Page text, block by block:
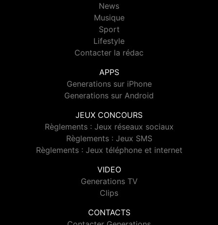
News
Musique
Sport
Lifestyle
Contacter la rédac
APPS
Generations sur iPhone
Generations sur Android
JEUX CONCOURS
Règlements : Jeux réseaux sociaux
Règlements : Jeux SMS
Règlements : Jeux téléphone et internet
VIDEO
Generations TV
Clips
CONTACTS